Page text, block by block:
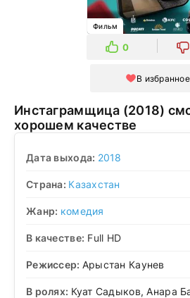
Фильм
0
В избранное
Инстаграмщица (2018) смотреть в
хорошем качестве
Дата выхода: 2018
Страна: Казахстан
Жанр: комедия
В качестве: Full HD
Режиссер: Арыстан Каунев
В ролях: Куат Садыков, Анара